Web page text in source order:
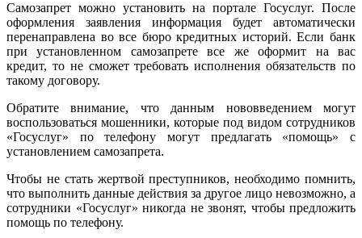
Самозапрет можно установить на портале Госуслуг. После
оформления заявления информация будет автоматически
перенаправлена во все бюро кредитных историй. Если банк
при установленном самозапрете все же оформит на вас
кредит, то не сможет требовать исполнения обязательств по
такому договору.
Обратите внимание, что данным нововведением могут
воспользоваться мошенники, которые под видом сотрудников
«Госуслуг» по телефону могут предлагать «помощь» с
установлением самозапрета.
Чтобы не стать жертвой преступников, необходимо помнить,
что выполнить данные действия за другое лицо невозможно, а
сотрудники «Госуслуг» никогда не звонят, чтобы предложить
помощь по телефону.